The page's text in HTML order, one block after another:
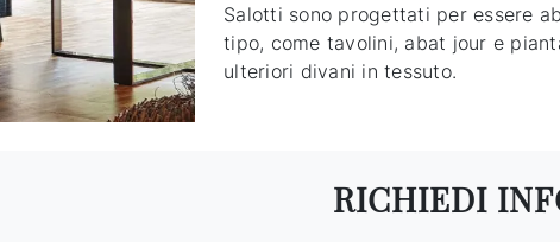
Salotti sono progettati per essere
tipo, come tavolini, abat jour e
ulteriori divani in tessuto.
RICHIEDI